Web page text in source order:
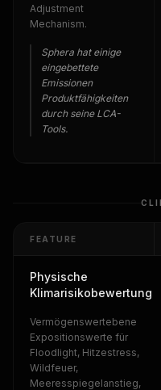
Adjustment
Mechanism.
Sphera hat einige
eingebettete
Emissionen
Produktfähigkeiten
durch seine LCA-
Tools.
FEATURE
Physische
Klimarisikobewertung
Vermögenswertebene
Expositionswerte für
Floodlight, Hitzestress,
Wildfeuer,
Meeresspiegelanstieg,